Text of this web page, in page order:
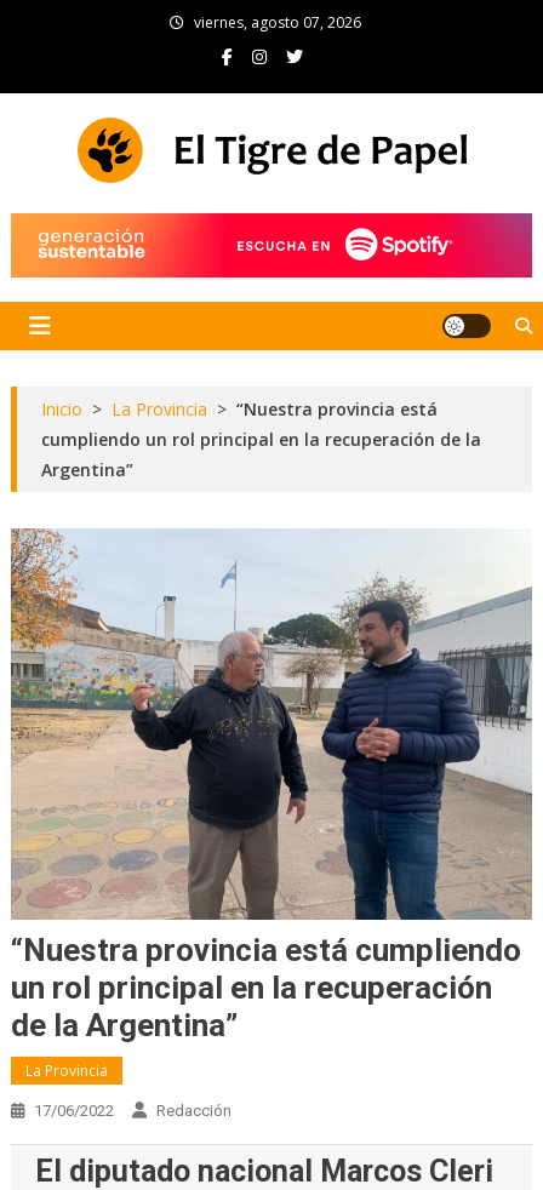
viernes, agosto 07, 2026
Inicio > La Provincia > “Nuestra provincia está
cumpliendo un rol principal en la recuperación de la
Argentina”
“Nuestra provincia está cumpliendo
un rol principal en la recuperación
de la Argentina”
La Provincia
17/06/2022 Redacción
El diputado nacional Marcos Cleri